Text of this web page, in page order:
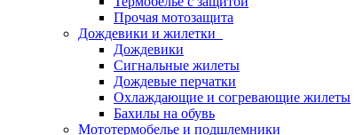
Прочая мотозащита
Дождевики и жилетки
Дождевики
Сигнальные жилеты
Дождевые перчатки
Охлаждающие и согревающие жилеты
Бахилы на обувь
Мототермобелье и подшлемники